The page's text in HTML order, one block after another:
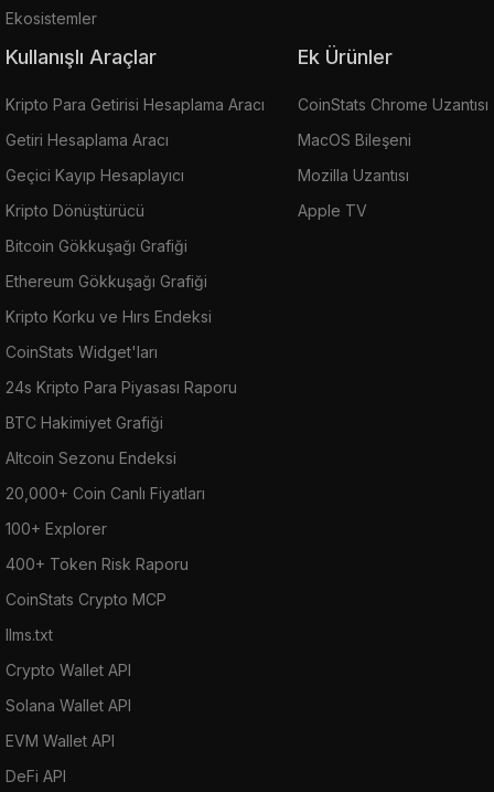
Ekosistemler
Kullanışlı Araçlar
Kripto Para Getirisi Hesaplama Aracı
Getiri Hesaplama Aracı
Geçici Kayıp Hesaplayıcı
Kripto Dönüştürücü
Bitcoin Gökkuşağı Grafiği
Ethereum Gökkuşağı Grafiği
Kripto Korku ve Hırs Endeksi
CoinStats Widget'ları
24s Kripto Para Piyasası Raporu
BTC Hakimiyet Grafiği
Altcoin Sezonu Endeksi
20,000+ Coin Canlı Fiyatları
100+ Explorer
400+ Token Risk Raporu
CoinStats Crypto MCP
llms.txt
Crypto Wallet API
Solana Wallet API
EVM Wallet API
DeFi API
Ek Ürünler
CoinStats Chrome Uzantısı
MacOS Bileşeni
Mozilla Uzantısı
Apple TV